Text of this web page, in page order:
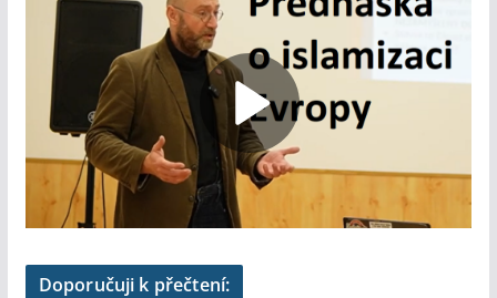
Doporučuji k přečtení: